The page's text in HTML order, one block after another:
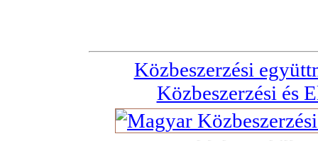
Közbeszerzési
Közbeszerzési és